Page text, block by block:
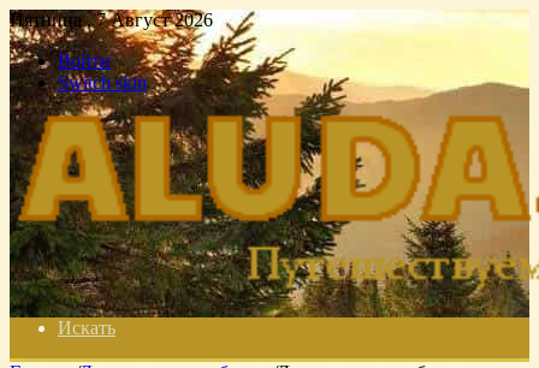
Пятница , 7 Август 2026
Войти
Switch skin
Искать